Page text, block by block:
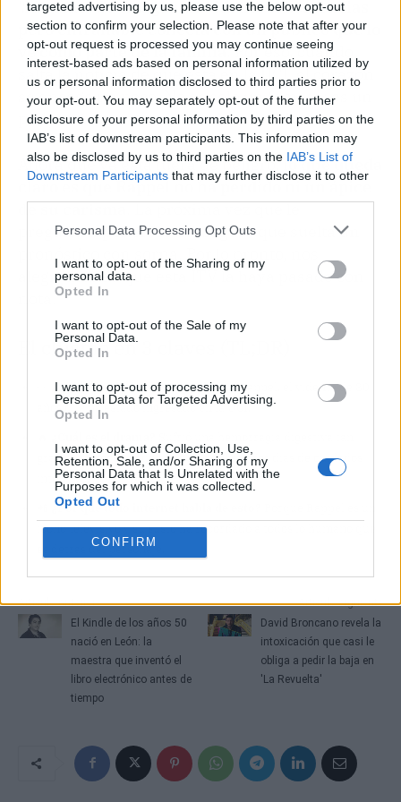
targeted advertising by us, please use the below opt-out
section to confirm your selection. Please note that after your
opt-out request is processed you may continue seeing
interest-based ads based on personal information utilized by
us or personal information disclosed to third parties prior to
your opt-out. You may separately opt-out of the further
disclosure of your personal information by third parties on the
IAB’s list of downstream participants. This information may
also be disclosed by us to third parties on the IAB’s List of
Downstream Participants that may further disclose it to other
Personal Data Processing Opt Outs
I want to opt-out of the Sharing of my
personal data.
Opted In
I want to opt-out of the Sale of my
Personal Data.
Opted In
I want to opt-out of processing my
Personal Data for Targeted Advertising.
Opted In
I want to opt-out of Collection, Use,
Retention, Sale, and/or Sharing of my
Personal Data that Is Unrelated with the
Purposes for which it was collected.
Opted Out
CONFIRM
'Sálvame'.Su imagen de vidente cascarrabias
pero entrañable conecta con un público que lo
ve como parte de la familia. Por eso, cuando
salta la noticia de que está en la UCI, el corazón
se encoge un poco. No es solo un famoso; es un
pedazo de nuestra memoria televisiva.
Ahora que ya está fuera de peligro, lo que queda
claro es que Rappel no ha perdido ni un ápice
de su carisma. La próxima vez que le
pregunten por el futuro, seguro que suelta un
pronóstico con sorna. Por lo pronto, nos
alegramos de que esta ITV la haya pasado con
nota.
El chisme en 3 claves (TL;DR)
¿Quiénes son los protagonistas?Rappel, el vidente de 80
años que ha estado ingresado en la UCI.
grave que necesitó dos transfusiones y tres días de cuidados
intensivos.
¿Por qué todo internet habla de esto?
icono televisivo y su susto ha recordado a todos lo humano que
es detrás del personaje.
Artículo anterior
El Kindle de los años 50
nació en León: la
maestra que inventó el
libro electrónico antes de
tiempo
Artículo siguiente
David Broncano revela la
intoxicación que casi le
obliga a pedir la baja en
'La Revuelta'